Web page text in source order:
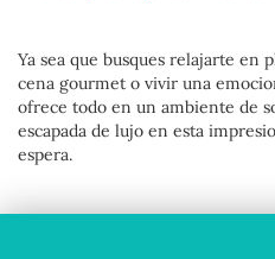
Ya sea que busques relajarte en
cena gourmet o vivir una
ofrece todo en un ambiente de
escapada de lujo en esta
espera.